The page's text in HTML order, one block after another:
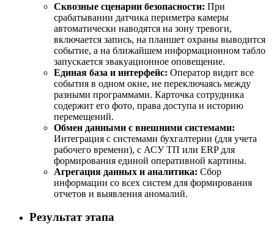
Сквозные сценарии безопасности: При
срабатывании датчика периметра камеры
автоматически наводятся на зону тревоги,
включается запись, на планшет охраны выводится
событие, а на ближайшем информационном табло
запускается эвакуационное оповещение.
Единая база и интерфейс: Оператор видит все
события в одном окне, не переключаясь между
разными программами. Карточка сотрудника
содержит его фото, права доступа и историю
перемещений.
Обмен данными с внешними системами:
Интеграция с системами бухгалтерии (для учета
рабочего времени), с АСУ ТП или ERP для
формирования единой оперативной картины.
Агрегация данных и аналитика: Сбор
информации со всех систем для формирования
отчетов и выявления аномалий.
Результат этапа